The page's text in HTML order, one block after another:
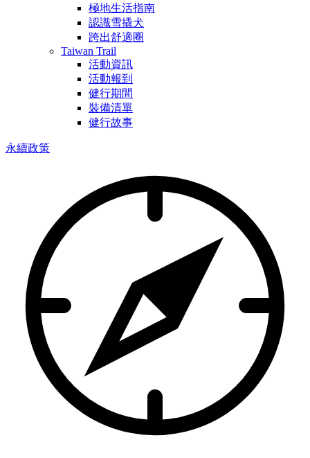
極地生活指南
認識雪撬犬
跨出舒適圈
Taiwan Trail
活動資訊
活動報到
健行期間
裝備清單
健行故事
永續政策